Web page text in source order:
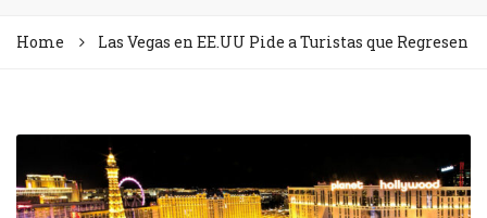
Home Las Vegas en EE.UU Pide a Turistas que Regresen